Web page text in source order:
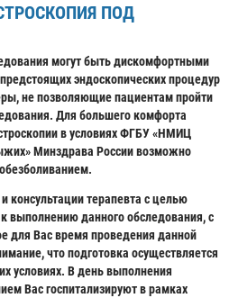
ПОД
могут быть дискомфортными
эндоскопических процедур
не позволяющие пациентам пройти
Для большего комфорта
в условиях ФГБУ «НМИЦ
Минздрава России возможно
консультации терапевта с целью
выполнению данного обследования, с
для Вас время проведения данной
что подготовка осуществляется
условиях. В день выполнения
Вас госпитализируют в рамках